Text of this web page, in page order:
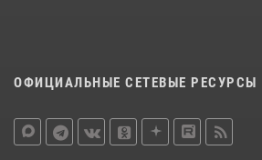
ОФИЦИАЛЬНЫЕ СЕТЕВЫЕ РЕСУРСЫ